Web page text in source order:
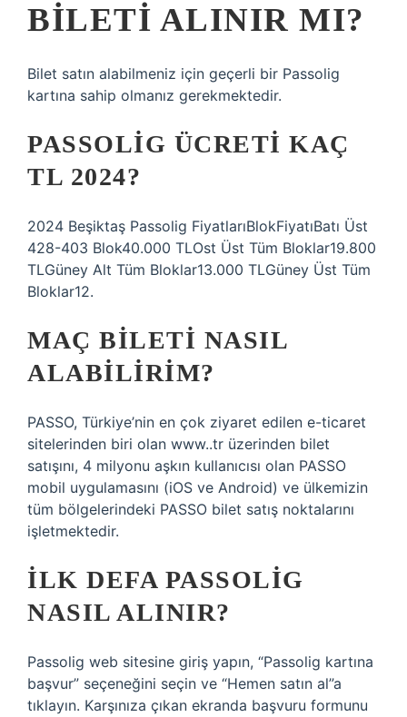
BILETI ALINIR MI?
Bilet satın alabilmeniz için geçerli bir Passolig
kartına sahip olmanız gerekmektedir.
PASSOLIG ÜCRETI KAÇ
TL 2024?
2024 Beşiktaş Passolig FiyatlarıBlokFiyatıBatı Üst
428-403 Blok40.000 TLOst Üst Tüm Bloklar19.800
TLGüney Alt Tüm Bloklar13.000 TLGüney Üst Tüm
Bloklar12.
MAÇ BILETI NASIL
ALABILIRIM?
PASSO, Türkiye’nin en çok ziyaret edilen e-ticaret
sitelerinden biri olan www..tr üzerinden bilet
satışını, 4 milyonu aşkın kullanıcısı olan PASSO
mobil uygulamasını (iOS ve Android) ve ülkemizin
tüm bölgelerindeki PASSO bilet satış noktalarını
işletmektedir.
İLK DEFA PASSOLIG
NASIL ALINIR?
Passolig web sitesine giriş yapın, “Passolig kartına
başvur” seçeneğini seçin ve “Hemen satın al”a
tıklayın. Karşınıza çıkan ekranda başvuru formunu